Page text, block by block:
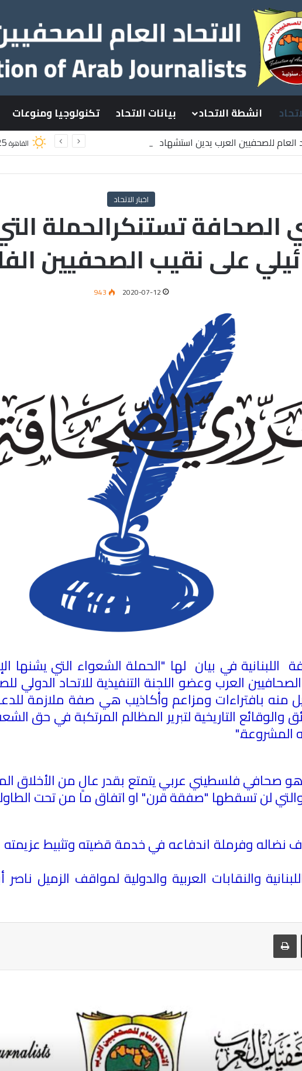
انشطة الاتحاد بيانات الاتحاد تكنولوجيا ومنوعات
العام للصحفيين العرب يدين استشهاد
القاهرة
اخبار الاتحاد
الصحافة تستنكرالحملة
على نقيب الصحفيين
2020-07-12
943
في بيان لها "الحملة الشعواء التي يشنها
العرب وعضو اللجنة التنفيذية للاتحاد الدولي
منه بافتراءات ومزاعم وأكاذيب هي صفة ملازمة
والوقائع التاريخية لتبرير المظالم المرتكبة في
المشروعة".
هو صحافي فلسطيني عربي يتمتع بقدر عالٍ من
لن تسقطها "صفقة قرن" او اتفاق ما من تحت
نضاله وفرملة اندفاعه في خدمة قضيته وتثبيط
والنقابات العربية والدولية لمواقف الزميل
مشاركة عبر البريد طباعة